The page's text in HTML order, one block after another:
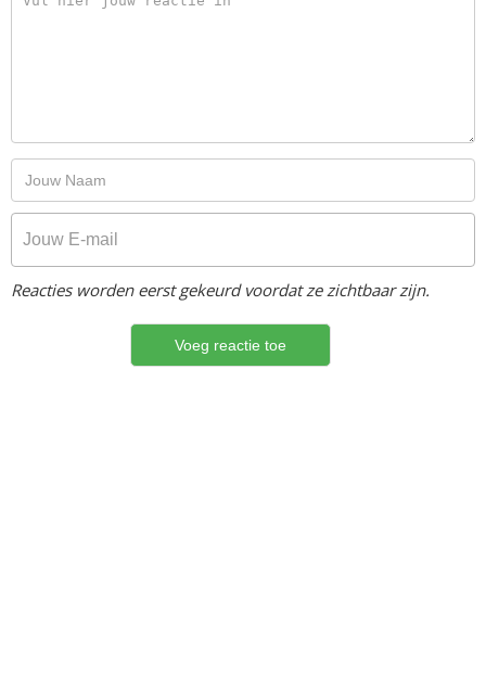
Reacties worden eerst gekeurd voordat ze zichtbaar zijn.